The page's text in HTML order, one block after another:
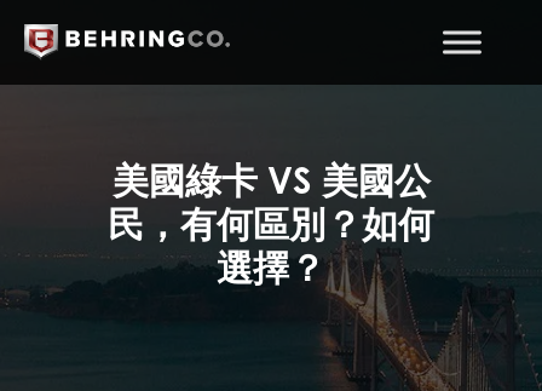
美國綠卡 VS 美國公
民，有何區別？如何
選擇？